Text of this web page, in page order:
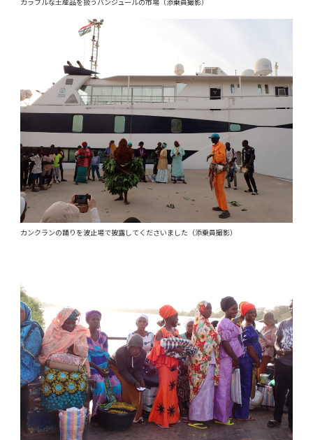
カンクランの踊りを波止場で披露してくださいました（添乗員撮影）